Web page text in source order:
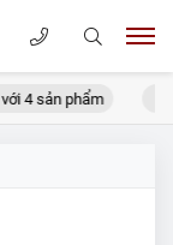
4 sản phẩm